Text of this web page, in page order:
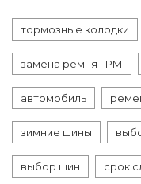
тормозные колодки
замена ремня ГРМ
автомобиль
зимние шины
выбор шин срок